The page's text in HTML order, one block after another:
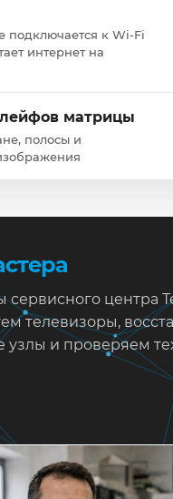
подключается к Wi‑Fi
интернет на
матрицы
полосы и
сервисного центра
телевизоры,
узлы и проверяем